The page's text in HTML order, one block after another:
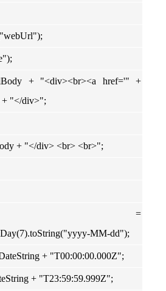
+ "<div><br><a href='" +
"</div>";
+ "</div> <br> <br>";
=
MM-dd");
+ "T00:00:00.000Z";
+ "T23:59:59.999Z";